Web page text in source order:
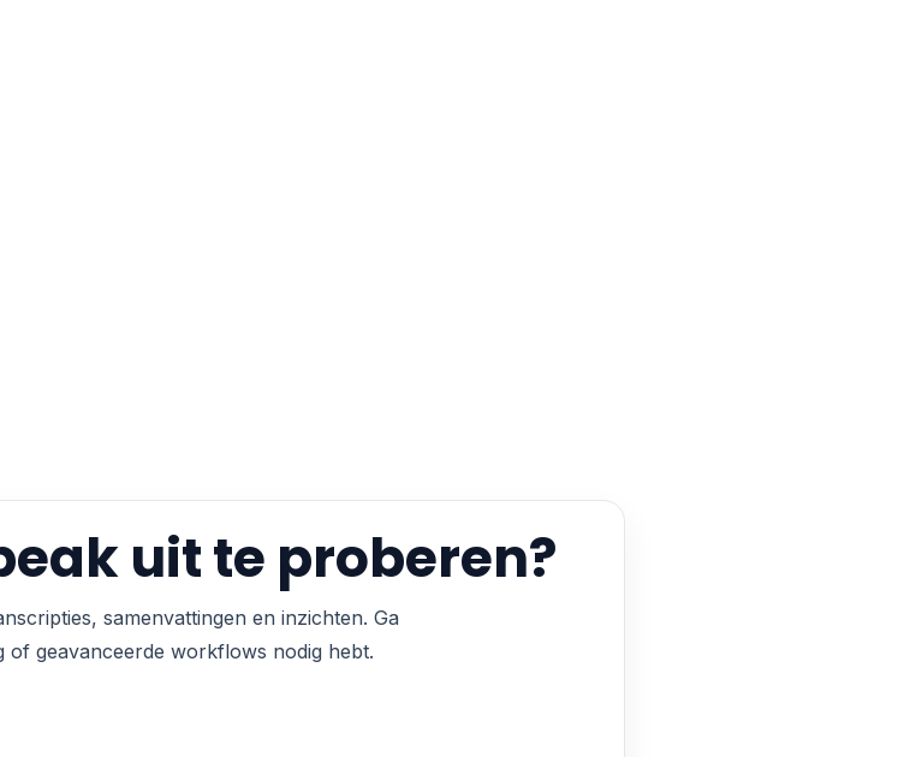
uit te proberen?
samenvattingen en inzichten. Ga
of geavanceerde workflows nodig hebt.